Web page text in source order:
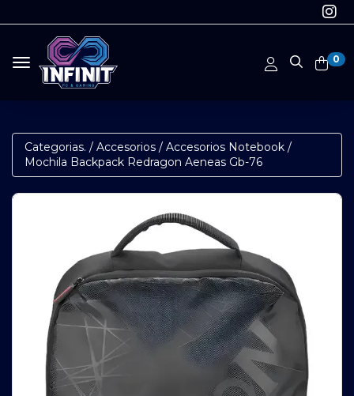
0
Toggle navigation
Categorias. / Accesorios / Accesorios Notebook /
Mochila Backpack Redragon Aeneas Gb-76